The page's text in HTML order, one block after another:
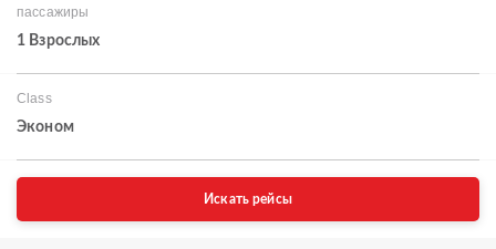
пассажиры
1 Взрослых
Class
Эконом
Искать рейсы